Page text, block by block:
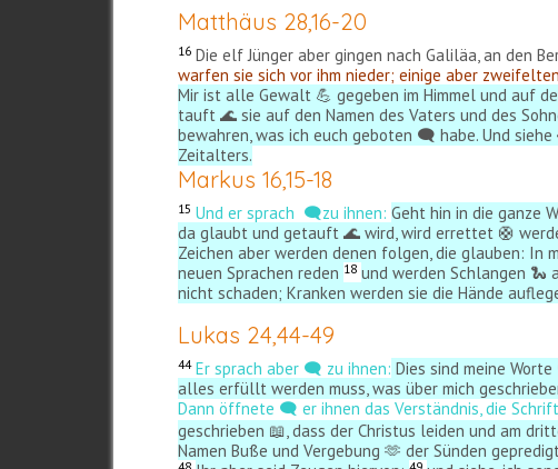
Matthäus 28,16-20
16 Die elf Jünger aber gingen nach Galiläa, an den
warfen sie sich vor ihm nieder; einige aber
Mir ist alle Gewalt 💪 gegeben im Himmel und auf
tauft 🌊 sie auf den Namen des Vaters und des
bewahren, was ich euch geboten 🗨️ habe. Und
Zeitalters.
Markus 16,15-18
15 Und er sprach 🗨️zu ihnen: Geht hin in die ganze
da glaubt und getauft 🌊 wird, wird errettet 🛟
Zeichen aber werden denen folgen, die glauben: In
neuen Sprachen reden 18 und werden Schlangen 🐍
nicht schaden; Kranken werden sie die Hände
Lukas 24,44-49
44 Er sprach aber 🗨️ zu ihnen: Dies sind meine
alles erfüllt werden muss, was über mich
Dann öffnete 🗨️ er ihnen das Verständnis, die
geschrieben 📖, dass der Christus leiden und am
Namen Buße und Vergebung 🫶 der Sünden